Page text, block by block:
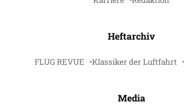
Heftarchiv
FLUG REVUE Klassiker der Luftfahrt
Media